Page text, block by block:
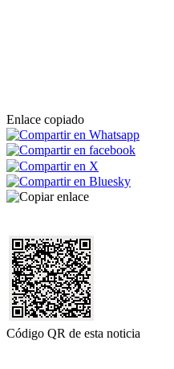
Enlace copiado
Código QR de esta noticia